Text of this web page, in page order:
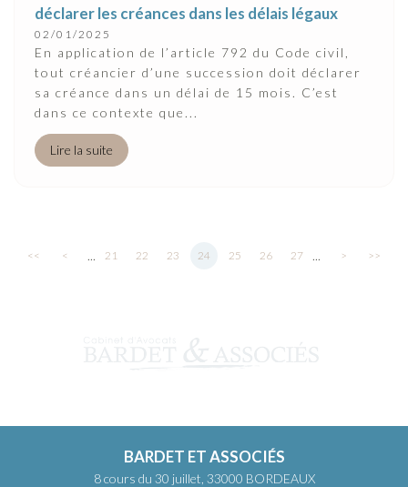
déclarer les créances dans les délais légaux
02/01/2025
En application de l’article 792 du Code civil,
tout créancier d’une succession doit déclarer
sa créance dans un délai de 15 mois. C’est
dans ce contexte que...
Lire la suite
<< < ... 21 22 23 24 25 26 27 ... > >>
BARDET ET ASSOCIÉS
8 cours du 30 juillet, 33000 BORDEAUX